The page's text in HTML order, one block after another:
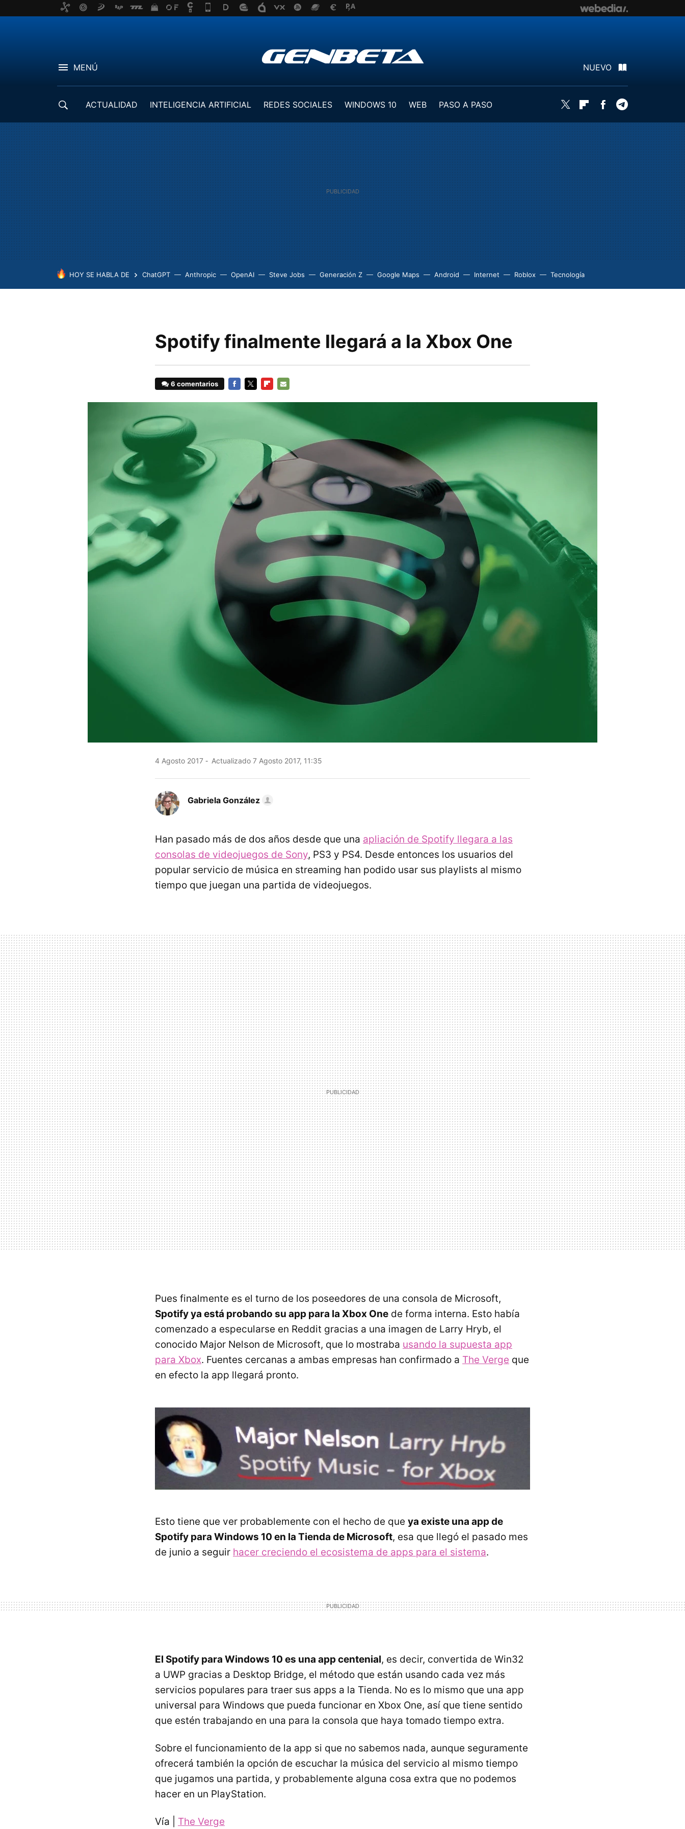
MENÚ NUEVO
ACTUALIDAD INTELIGENCIA ARTIFICIAL REDES SOCIALES WINDOWS 10 WEB
PASO A PASO
Twitter FlipboardFacebook
HOY SE HABLA DE ChatGPT Anthropic OpenAI Steve Jobs Generación Z Google Maps Android Internet Roblox Tecnología
Spotify finalmente llegará a la Xbox One
6 comentarios
MAIL
4 Agosto 2017 Actualizado 7 Agosto 2017, 11:35
Gabriela González
Han pasado más de dos años desde que una apliación de Spotify llegara a las
consolas de videojuegos de Sony, PS3 y PS4. Desde entonces los usuarios del
popular servicio de música en streaming han podido usar sus playlists al mismo
tiempo que juegan una partida de videojuegos.
Pues finalmente es el turno de los poseedores de una consola de Microsoft,
Spotify ya está probando su app para la Xbox One de forma interna. Esto había
comenzado a especularse en Reddit gracias a una imagen de Larry Hryb, el
conocido Major Nelson de Microsoft, que lo mostraba usando la supuesta app
para Xbox. Fuentes cercanas a ambas empresas han confirmado a The Verge que
en efecto la app llegará pronto.
Esto tiene que ver probablemente con el hecho de que ya existe una app de
Spotify para Windows 10 en la Tienda de Microsoft, esa que llegó el pasado mes
de junio a seguir hacer creciendo el ecosistema de apps para el sistema.
El Spotify para Windows 10 es una app centenial, es decir, convertida de Win32
a UWP gracias a Desktop Bridge, el método que están usando cada vez más
servicios populares para traer sus apps a la Tienda. No es lo mismo que una app
universal para Windows que pueda funcionar en Xbox One, así que tiene sentido
que estén trabajando en una para la consola que haya tomado tiempo extra.
Sobre el funcionamiento de la app si que no sabemos nada, aunque seguramente
ofrecerá también la opción de escuchar la música del servicio al mismo tiempo
que jugamos una partida, y probablemente alguna cosa extra que no podemos
hacer en un PlayStation.
Vía | The Verge